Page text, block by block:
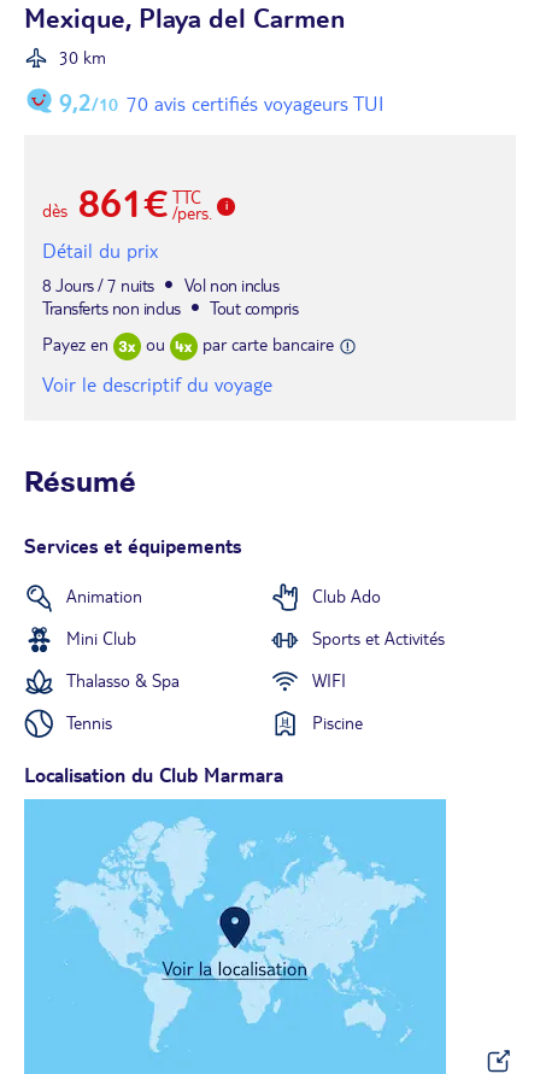
Mexique, Playa del Carmen
30 km
9,2/10 70 avis certifiés voyageurs TUI
dès 861€ TTC
/pers.
Détail du prix
8 Jours / 7 nuits
Vol non inclus
Transferts non inclus
Tout compris
Payez en
ou par carte bancaire
Voir le descriptif du voyage
Résumé
Services et équipements
Animation
Club Ado
Mini Club
Sports et Activités
Thalasso & Spa
WIFI
Tennis
Piscine
Localisation du Club Marmara